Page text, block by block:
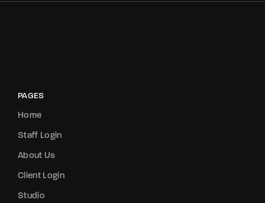
PAGES
Home
Staff Login
About Us
Client Login
Studio